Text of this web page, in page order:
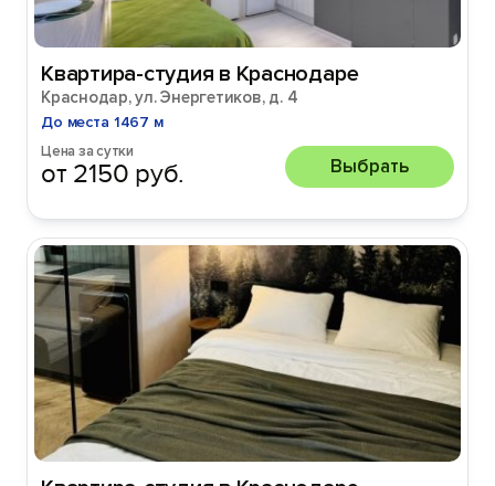
Квартира-студия в Краснодаре
Краснодар, ул. Энергетиков, д. 4
До места 1467 м
Цена за сутки
от 2150 руб. Выбрать